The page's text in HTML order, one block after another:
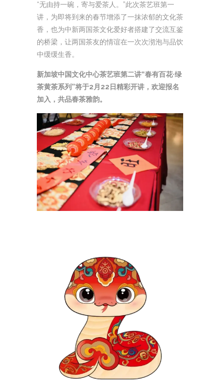
“无由持一碗，寄与爱茶人。”此次茶艺班第一
讲，为即将到来的春节增添了一抹浓郁的文化茶
香，也为中新两国茶文化爱好者搭建了交流互鉴
的桥梁，让两国茶友的情谊在一次次沏泡与品饮
中缓缓生香。
新加坡中国文化中心茶艺班第二讲“春有百花·绿
茶黄茶系列”将于2月22日精彩开讲，欢迎报名
加入，共品春茶雅韵。